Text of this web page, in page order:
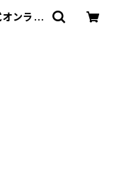
ンライ